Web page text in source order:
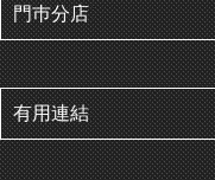
門巿分店
有用連結